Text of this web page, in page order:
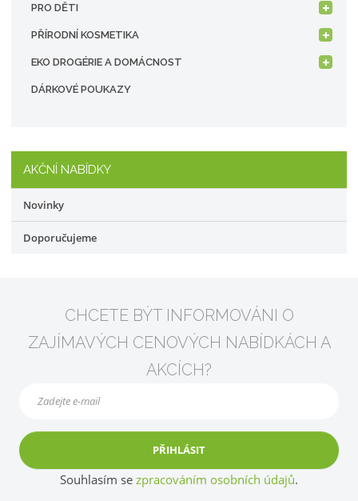
PRO DĚTI
PŘÍRODNÍ KOSMETIKA
EKO DROGÉRIE A DOMÁCNOST
DÁRKOVÉ POUKAZY
AKČNÍ NABÍDKY
Novinky
Doporučujeme
CHCETE BÝT INFORMOVÁNI O
ZAJÍMAVÝCH CENOVÝCH NABÍDKÁCH A
AKCÍCH?
PŘIHLÁSIT
Souhlasím se zpracováním osobních údajů.